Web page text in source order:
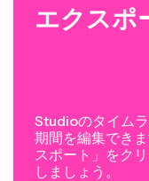
エクスポ
Studioのタイム
期間を編集でき
スポート」をク
しましょう。